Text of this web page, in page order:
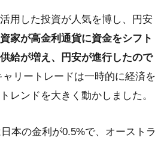
用した投資が人気を博し、円安
家が高金利通貨に資金をシフト
給が増え、円安が進行したので
リートレードは一時的に経済を
レンドを大きく動かしました。
本の金利が0.5%で、オーストラ